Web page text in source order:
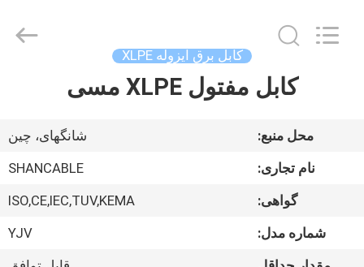
محصولات
(Group)
کابل برق ایزوله XLPE
کابل مفتول XLPE مسی
محل منبع:
شانگهای، چین
نام تجاری:
SHANCABLE
گواهی:
ISO,CE,IEC,TUV,KEMA
شماره مدل:
YJV